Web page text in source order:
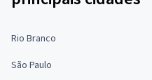
Rio Branco
São Paulo